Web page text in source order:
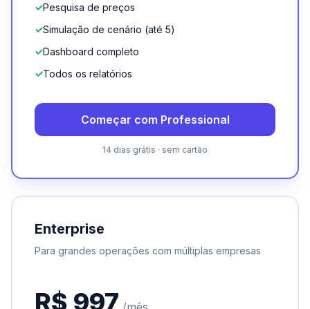
✓Pesquisa de preços
✓Simulação de cenário (até 5)
✓Dashboard completo
✓Todos os relatórios
Começar com Professional
14 dias grátis · sem cartão
Enterprise
Para grandes operações com múltiplas empresas
R$ 997